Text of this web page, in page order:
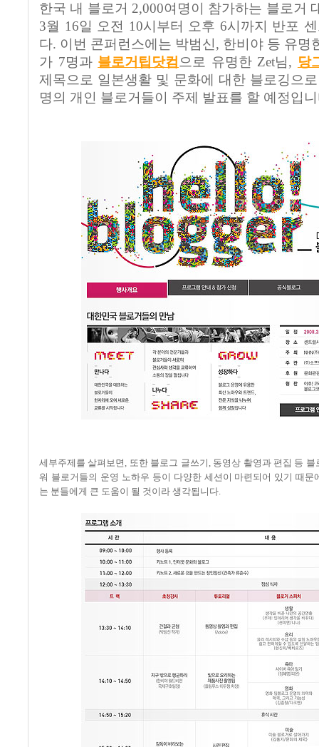
한국 내 블로거 2,000여명이 참가하는 블로거
3월 16일 오전 10시부터 오후 6시까지 반포
다. 이번 콘퍼런스에는 박범신, 한비야 등 유명
가 7명과 블로거팁닷컴 으로 유명한 Zet님, 당
제목으로 일본생활 및 문화에 대한 블로깅으
명의 개인 블로거들이 주제 발표를 할 예정입
세부주제를 살펴보면, 또한 블로그 글쓰기, 동영상 촬영과 편집 등
워 블로거들의 운영 노하우 등이 다양한 세션이 마련되어 있기 때문
는 분들에게 큰 도움이 될 것이라 생각됩니다.